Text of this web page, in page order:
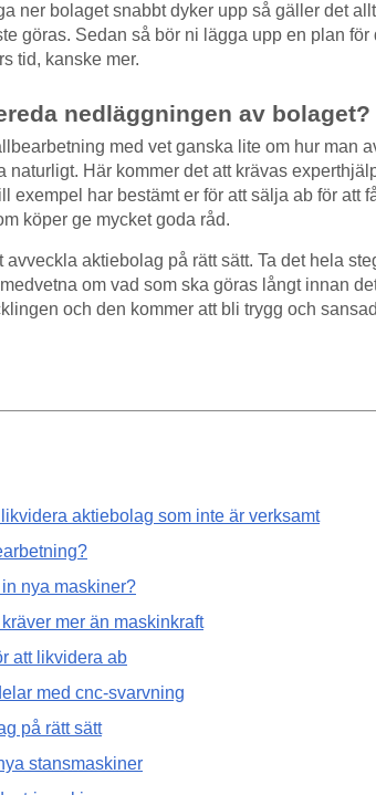
ner bolaget snabbt dyker upp så gäller det
göras. Sedan så bör ni lägga upp en plan för
tid, kanske mer.
nedläggningen av bolaget?
med vet ganska lite om hur man
naturligt. Här kommer det att krävas
exempel har bestämt er för att sälja ab för att
köper ge mycket goda råd.
avveckla aktiebolag på rätt sätt. Ta det hela
om vad som ska göras långt innan
och den kommer att bli trygg och
aktiebolag som inte är verksamt
nya maskiner?
mer än maskinkraft
att likvidera ab
med cnc-svarvning
på rätt sätt
stansmaskiner